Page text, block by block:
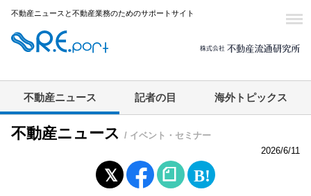
不動産ニュースと不動産業務のためのサポートサイト
不動産ニュース 記者の目 海外トピックス
不動産ニュース / イベント・セミナー
2026/6/11